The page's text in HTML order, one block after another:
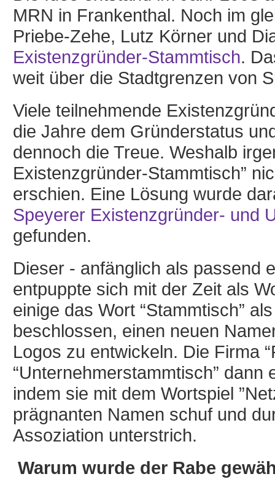
MRN in Frankenthal. Noch im
Priebe-Zehe, Lutz Körner und
Existenzgründer-Stammtisch.
weit über die Stadtgrenzen von
Viele teilnehmende
die Jahre dem Gründerstatus
dennoch die Treue. Weshalb
Existenzgründer-Stammtisch”
erschien. Eine Lösung wurde
Speyerer Existenzgründer- und
gefunden.
Dieser - anfänglich als passend
entpuppte sich mit der Zeit als
einige das Wort “Stammtisch”
beschlossen, einen neuen
Logos zu entwickeln. Die Firma
“Unternehmerstammtisch”
indem sie mit dem Wortspiel
prägnanten Namen schuf und
Assoziation unterstrich.
Warum wurde der Rabe